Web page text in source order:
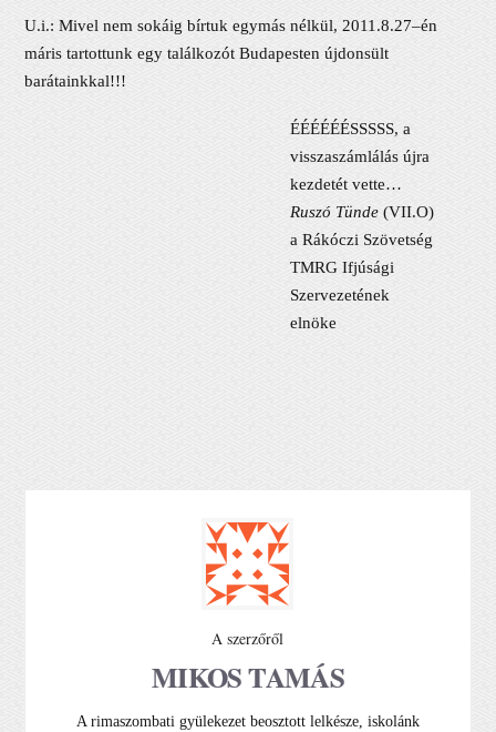
U.i.: Mivel nem sokáig bírtuk egymás nélkül, 2011.8.27–én
máris tartottunk egy találkozót Budapesten újdonsült
barátainkkal!!!
ÉÉÉÉÉÉSSSSS, a
visszaszámlálás újra
kezdetét vette…
Ruszó Tünde (VII.O)
a Rákóczi Szövetség
TMRG Ifjúsági
Szervezetének
elnöke
A szerzőről
MIKOS TAMÁS
A rimaszombati gyülekezet beosztott lelkésze, iskolánk